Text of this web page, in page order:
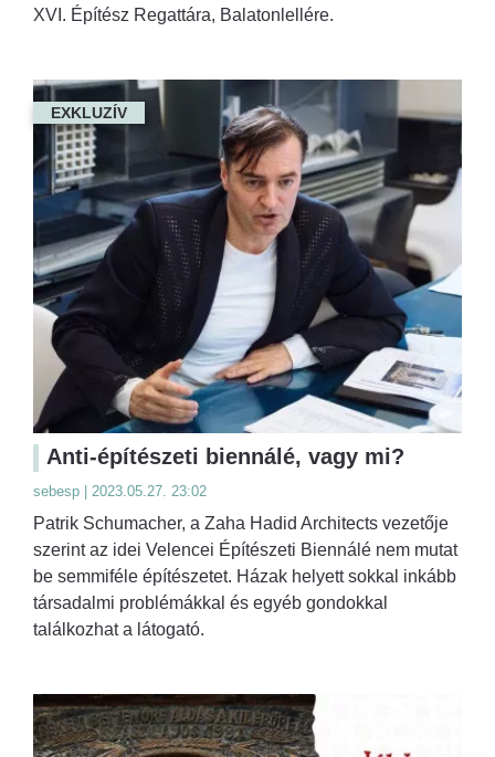
XVI. Építész Regattára, Balatonlellére.
EXKLUZÍV
Anti-építészeti biennálé, vagy mi?
sebesp | 2023.05.27. 23:02
Patrik Schumacher, a Zaha Hadid Architects vezetője
szerint az idei Velencei Építészeti Biennálé nem mutat
be semmiféle építészetet. Házak helyett sokkal inkább
társadalmi problémákkal és egyéb gondokkal
találkozhat a látogató.